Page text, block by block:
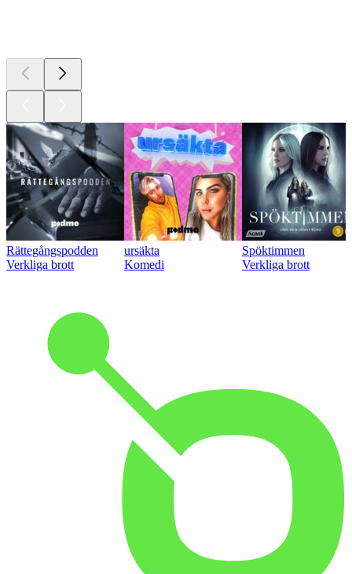
Rättegångspodden
Verkliga brott
ursäkta
Komedi
Spöktimmen
Verkliga brott